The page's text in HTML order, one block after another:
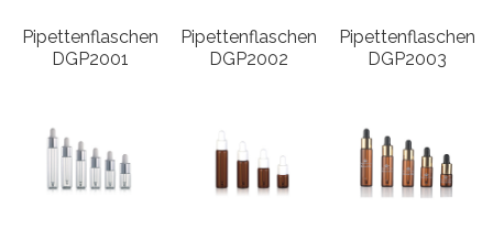
Pipettenflaschen
DGP2001
Pipettenflaschen
DGP2002
Pipettenflaschen
DGP2003